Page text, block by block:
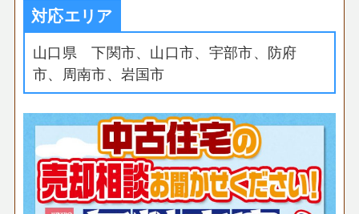
対応エリア
山口県 下関市、山口市、宇部市、防府
市、周南市、岩国市